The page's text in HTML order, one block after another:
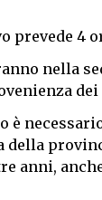
prevede 4
nella
è
della
anni,